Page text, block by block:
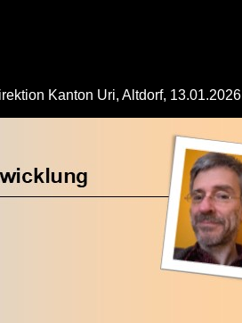
Kanton Uri, Altdorf, 13.01.2026